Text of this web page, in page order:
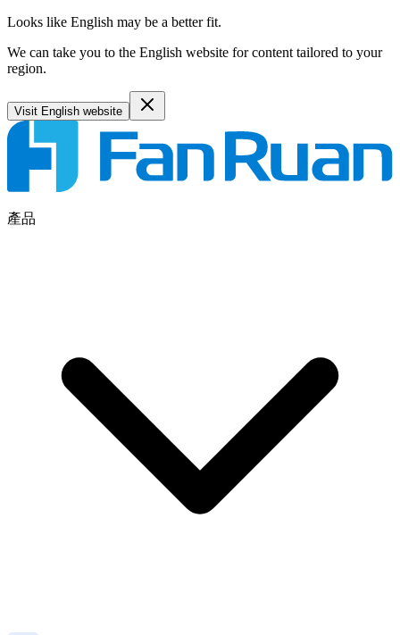
Looks like English may be a better fit.
We can take you to the English website for content tailored to your
region.
Visit English website
產品